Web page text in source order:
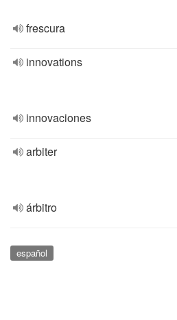
frescura
innovations
innovaciones
arbiter
árbitro
español